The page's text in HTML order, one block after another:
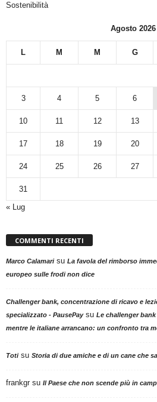
Sostenibilità
Agosto 2026
L M M G
3 4 5 6
10 11 12 13
17 18 19 20
24 25 26 27
31
« Lug
COMMENTI RECENTI
Marco Calamarisu La favola del rimborso
europeo sulle frodi non dice
Challenger bank, concentrazione di ricavo e
specializzato - PausePaysu Le challenger
mentre le italiane arrancano: un confronto tra
Totisu Storia di due amiche e di un cane che
frankgr su Il Paese che non scende più in